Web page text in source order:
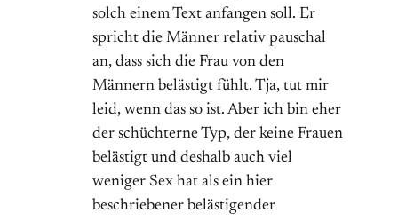
solch einem Text anfangen soll. Er
spricht die Männer relativ pauschal
an, dass sich die Frau von den
Männern belästigt fühlt. Tja, tut mir
leid, wenn das so ist. Aber ich bin eher
der schüchterne Typ, der keine Frauen
belästigt und deshalb auch viel
weniger Sex hat als ein hier
beschriebener belästigender